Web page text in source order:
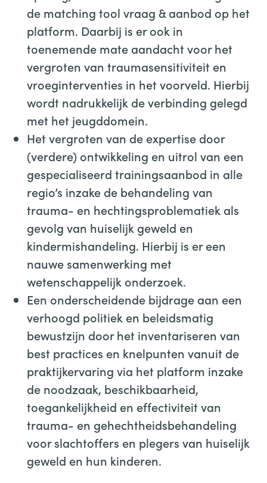
de matching tool vraag & aanbod op het
platform. Daarbij is er ook in
toenemende mate aandacht voor het
vergroten van traumasensitiviteit en
vroeginterventies in het voorveld. Hierbij
wordt nadrukkelijk de verbinding gelegd
met het jeugddomein.
Het vergroten van de expertise door
(verdere) ontwikkeling en uitrol van een
gespecialiseerd trainingsaanbod in alle
regio’s inzake de behandeling van
trauma- en hechtingsproblematiek als
gevolg van huiselijk geweld en
kindermishandeling. Hierbij is er een
nauwe samenwerking met
wetenschappelijk onderzoek.
Een onderscheidende bijdrage aan een
verhoogd politiek en beleidsmatig
bewustzijn door het inventariseren van
best practices en knelpunten vanuit de
praktijkervaring via het platform inzake
de noodzaak, beschikbaarheid,
toegankelijkheid en effectiviteit van
trauma- en gehechtheidsbehandeling
voor slachtoffers en plegers van huiselijk
geweld en hun kinderen.